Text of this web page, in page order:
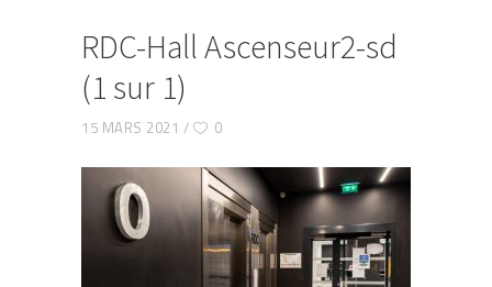
RDC-Hall Ascenseur2-sd
(1 sur 1)
15 MARS 2021 0